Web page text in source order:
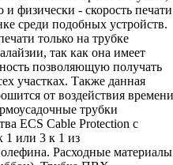
и физически - скорость печати
среди подобных устройств.
только на трубке
так как она имеет
позволяющую получать
участках. Также данная
от воздействия времени
трубки
ECS Cable Protection с
1 или 3 к 1 из
Расходные